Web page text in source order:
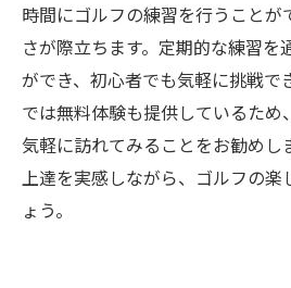
時間にゴルフの練習を行うことが
さが際立ちます。定期的な練習を
ができ、初心者でも気軽に挑戦で
では無料体験も提供しているため
気軽に訪れてみることをお勧めし
上達を実感しながら、ゴルフの楽
ょう。